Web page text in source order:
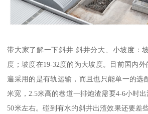
带大家了解一下斜井 斜井分大、小坡度：
度；坡度在19-32度的为大坡度。目前国内
遍采用的是有轨运输，而且也只能单一的选
米宽，2.5米高的巷道一排炮渣需要4-6小时
50米左右。碰到有水的斜井出渣效果还要差